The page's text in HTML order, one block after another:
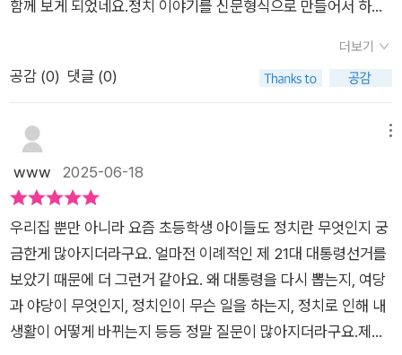
보여준다​초등 1학년의 경찰서 치킨드림 이야기를 시작으로경찰
5장은 생활 속의 정치. 외교에 대한15가지 기사가 담겨있다〔콘서
트 입장권이 500만 원?〕​인기 가수의 콘서트 입장권이 500만 원
이넘는 금액으로 거래되는 암표가 극성을 부린다국민신문고에
암표로 인한 피해를 호소하자암표 거래를 금지하고 처벌을 더강
에서 쉽게정치에 참여하는 방법 중 하나로공공의 문제 해결과 소
신문고가 무엇인지 알고나아가 일상에서 느낀 불편한 점에 대해
제안하고 싶은 내용이 뭐가 있을지생각해 볼 수 있는 시간도 갖게
된다​기사 제목만 읽어도 어떤 내용일지호기심이 생긴다관심 있
게 기사를 읽어나가며자연스럽게 정치 관련 개념도 배우고정치
문해력까지 쑥쑥 키워본다​달달 외우기만 하는 사회는이. 제. 그.
치와 좀 더 친근하게 다가갈 수 있게책의 구성에 정말 고민을 많
이 한 흔적이 보이는 것 같아요아이도 재미있게 읽더라구요!!!! 모
르던 단어나 내용도 알게되서 좋았다고 하구요초등학교 부터 알
같아요도움이 정말 많이 되고 한번 되짚고 나갈 수 있어서그 부분
도 마음에 듭니다​
함께 보게 되었네요.정치 이야기를 신문형식으로 만들어서 하루
끝나면 내용도 체크해 볼 수 있어서 개념을 다지기에 참 좋은 책
인것 같습니다.혹시나 아이들이 흥미가 없어하면 어쩌지 걱정할
성이 되어 있기 때문이죠.우리 아이들이 좋은 세상에 살기 위해서
해서는 단순한 법이나 제도를 이해하는걸 넘어서서 생각하고 노
해하고 자신의 권리를 누릴 수 있기 위해 지식을 쌓아 주어야 하
는데 그러기에 좋은 책인것 같습니다.자신의 생각과 행동이 어떤
영향을 주는지 깨닫는다면 좀 더 신중한 어른으로 자라지 않을까
싶습니다.정치는 어려운게 아니라 우리의 삶 가까운데 있다는걸
먼저 인식 시키기에 하루에 한장씩 도전해 보려고 합니다.[출판
더보기
공감 (0) 댓글 (0)
www 2025-06-18
우리집 뿐만 아니라 요즘 초등학생 아이들도 정치란 무엇인지 궁
금한게 많아지더라구요. 얼마전 이례적인 제 21대 대통령선거를
보았기 때문에 더 그런거 같아요. 왜 대통령을 다시 뽑는지, 여당
과 야당이 무엇인지, 정치인이 무슨 일을 하는지, 정치로 인해 내
생활이 어떻게 바뀌는지 등등 정말 질문이 많아지더라구요.​제가